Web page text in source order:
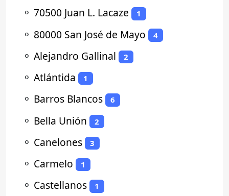
⚬ 70500 Juan L. Lacaze 1
⚬ 80000 San José de Mayo 4
⚬ Alejandro Gallinal 2
⚬ Atlántida 1
⚬ Barros Blancos 6
⚬ Bella Unión 2
⚬ Canelones 3
⚬ Carmelo 1
⚬ Castellanos 1